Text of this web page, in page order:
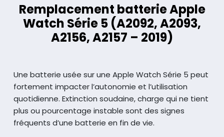
Remplacement batterie Apple
Watch Série 5 (A2092, A2093,
A2156, A2157 – 2019)
Une batterie usée sur une Apple Watch Série 5 peut
fortement impacterl’autonomie et l’utilisation
quotidienne. Extinction soudaine,charge qui ne tient
plus ou pourcentage instable sont des signes
fréquents d’une batterie en fin de vie.